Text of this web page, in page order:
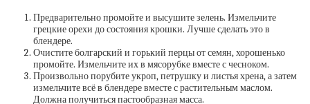
Предварительно промойте и высушите зелень. Измельчите
грецкие орехи до состояния крошки. Лучше сделать это в
блендере.
Очистите болгарский и горький перцы от семян, хорошенько
промойте. Измельчите их в мясорубке вместе с чесноком.
Произвольно порубите укроп, петрушку и листья хрена, а затем
измельчите всё в блендере вместе с растительным маслом.
Должна получиться пастообразная масса.